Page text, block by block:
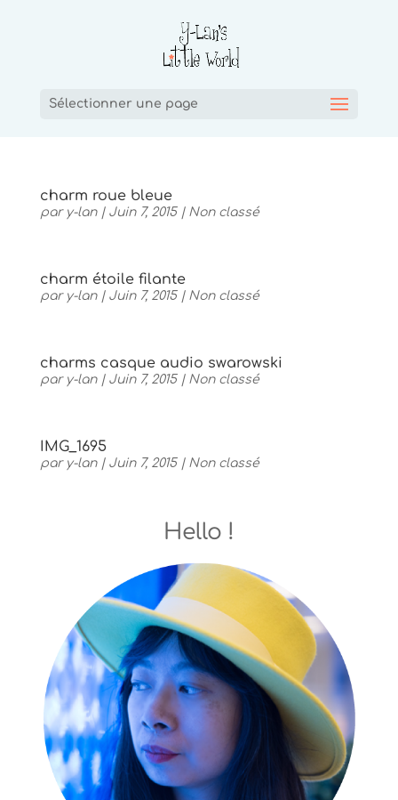
Sélectionner une page
charm roue bleue
par y-lan| Juin 7, 2015| Non classé
charm étoile filante
par y-lan| Juin 7, 2015| Non classé
charms casque audio swarowski
par y-lan| Juin 7, 2015| Non classé
IMG_1695
par y-lan| Juin 7, 2015| Non classé
Hello !